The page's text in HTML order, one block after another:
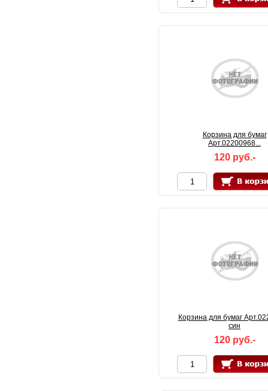
Корзина для бумаг
Арт.02200968...
120 руб.-
Корзина для бумаг
син
120 руб.-